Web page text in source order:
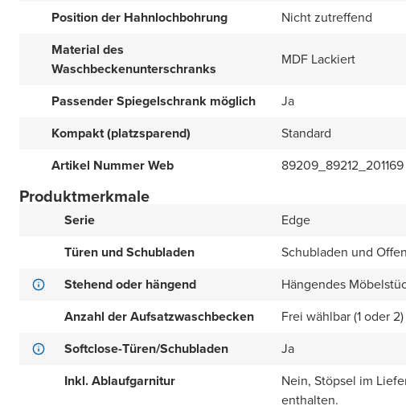
Position der Hahnlochbohrung
Nicht zutreffend
Material des
Waschbeckenunterschranks
MDF Lackiert
Passender Spiegelschrank möglich
Ja
Kompakt (platzsparend)
Standard
Artikel Nummer Web
89209_89212_201169
Produktmerkmale
Serie
Edge
Türen und Schubladen
Schubladen und
Stehend oder hängend
Hängendes
Anzahl der Aufsatzwaschbecken
Frei wählbar (1 oder 2)
Softclose-Türen/Schubladen
Ja
Inkl. Ablaufgarnitur
Nein, Stöpsel im
enthalten.